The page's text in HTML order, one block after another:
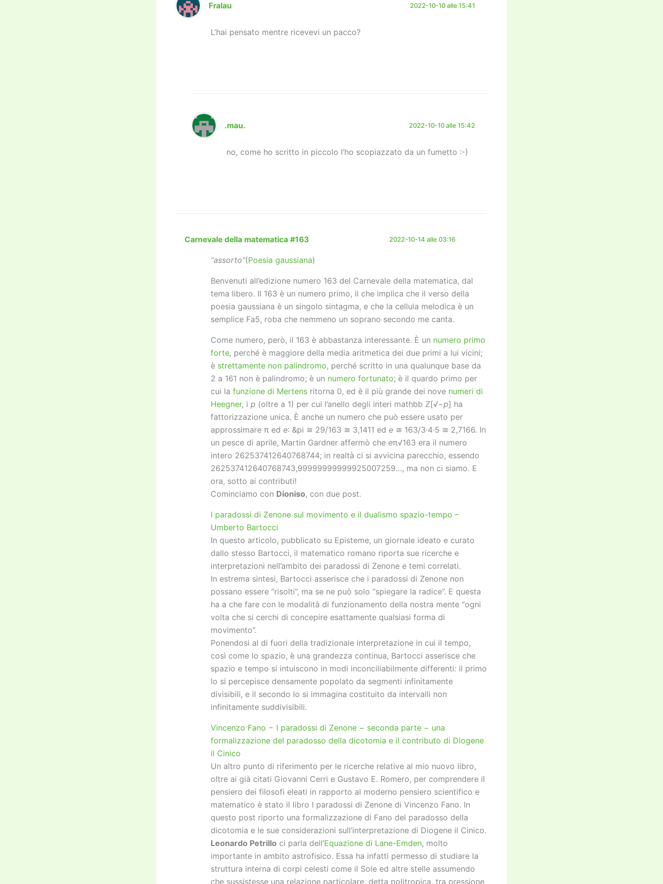
Fralau 2022-10-10 alle 15:41
L’hai pensato mentre ricevevi un pacco?
.mau. 2022-10-10 alle 15:42
no, come ho scritto in piccolo l’ho scopiazzato da un fumetto :-)
Carnevale della matematica #163 2022-10-14 alle 03:16
“assorto”(Poesia gaussiana)
Benvenuti all’edizione numero 163 del Carnevale della matematica, dal
tema libero. Il 163 è un numero primo, il che implica che il verso della
poesia gaussiana è un singolo sintagma, e che la cellula melodica è un
semplice Fa5, roba che nemmeno un soprano secondo me canta.
Come numero, però, il 163 è abbastanza interessante. È un numero primo
forte, perché è maggiore della media aritmetica dei due primi a lui vicini;
è strettamente non palindromo, perché scritto in una qualunque base da
2 a 161 non è palindromo; è un numero fortunato; è il quardo primo per
cui la funzione di Mertens ritorna 0, ed è il più grande dei nove numeri di
Heegner, i p (oltre a 1) per cui l’anello degli interi mathbb ℤ[√−p] ha
fattorizzazione unica. È anche un numero che può essere usato per
approssimare π ed e: &pi ≅ 29/163 ≅ 3,1411 ed e ≅ 163/3·4·5 ≅ 2,7166. In
un pesce di aprile, Martin Gardner affermò che eπ√163 era il numero
intero 262537412640768744; in realtà ci si avvicina parecchio, essendo
262537412640768743,99999999999925007259…, ma non ci siamo. E
ora, sotto ai contributi!
Cominciamo con Dioniso, con due post.
I paradossi di Zenone sul movimento e il dualismo spazio-tempo –
Umberto Bartocci
In questo articolo, pubblicato su Episteme, un giornale ideato e curato
dallo stesso Bartocci, il matematico romano riporta sue ricerche e
interpretazioni nell’ambito dei paradossi di Zenone e temi correlati.
In estrema sintesi, Bartocci asserisce che i paradossi di Zenone non
possano essere “risolti”, ma se ne può solo “spiegare la radice”. E questa
ha a che fare con le modalità di funzionamento della nostra mente “ogni
volta che si cerchi di concepire esattamente qualsiasi forma di
movimento”.
Ponendosi al di fuori della tradizionale interpretazione in cui il tempo,
così come lo spazio, è una grandezza continua, Bartocci asserisce che
spazio e tempo si intuiscono in modi inconciliabilmente differenti: il primo
lo si percepisce densamente popolato da segmenti infinitamente
divisibili, e il secondo lo si immagina costituito da intervalli non
infinitamente suddivisibili.
Vincenzo Fano − I paradossi di Zenone − seconda parte − una
formalizzazione del paradosso della dicotomia e il contributo di Diogene
il Cinico
Un altro punto di riferimento per le ricerche relative al mio nuovo libro,
oltre ai già citati Giovanni Cerri e Gustavo E. Romero, per comprendere il
pensiero dei filosofi eleati in rapporto al moderno pensiero scientifico e
matematico è stato il libro I paradossi di Zenone di Vincenzo Fano. In
questo post riporto una formalizzazione di Fano del paradosso della
dicotomia e le sue considerazioni sull’interpretazione di Diogene il Cinico.
Leonardo Petrillo ci parla dell’Equazione di Lane-Emden, molto
importante in ambito astrofisico. Essa ha infatti permesso di studiare la
struttura interna di corpi celesti come il Sole ed altre stelle assumendo
che sussistesse una relazione particolare, detta politropica, tra pressione